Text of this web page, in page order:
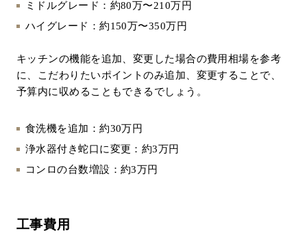
ミドルグレード：約80万〜210万円
ハイグレード：約150万〜350万円
キッチンの機能を追加、変更した場合の費用相場を参考
に、こだわりたいポイントのみ追加、変更することで、
予算内に収めることもできるでしょう。
食洗機を追加：約30万円
浄水器付き蛇口に変更：約3万円
コンロの台数増設：約3万円
工事費用